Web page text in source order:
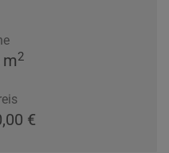
2
€